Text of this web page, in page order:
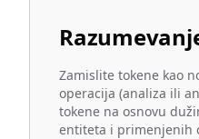
Zamislite tokene kao
operacija (analiza ili
tokene na osnovu
entiteta i primenjenih